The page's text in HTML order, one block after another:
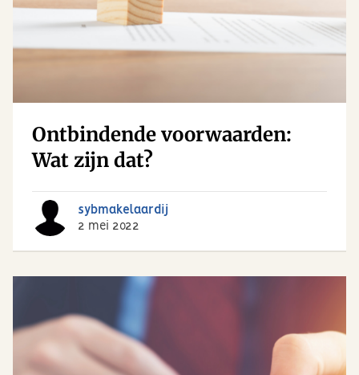
Ontbindende voorwaarden:
Wat zijn dat?
sybmakelaardij
2 mei 2022